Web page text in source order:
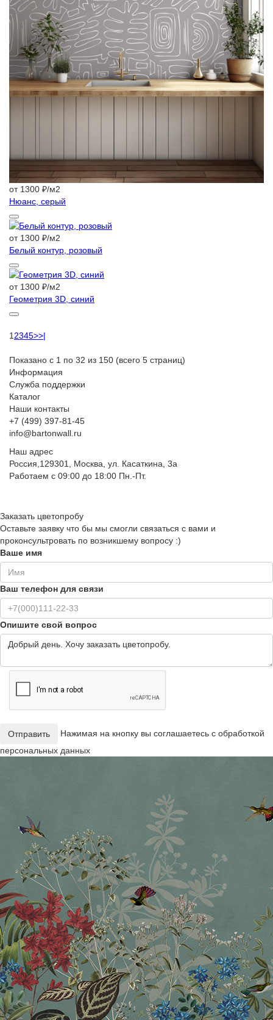
от 1300 ₽/м2
Нюанс, серый
от 1300 ₽/м2
Белый контур, розовый
от 1300 ₽/м2
Геометрия 3D, синий
1 2345>>|
Показано с 1 по 32 из 150 (всего 5 страниц)
Информация
Служба поддержки
Каталог
Наши контакты
+7 (499) 397-81-45
info@bartonwall.ru
Наш адрес
Россия,129301, Москва, ул. Касаткина, 3а
Работаем с 09:00 до 18:00 Пн.-Пт.
Заказать цветопробу
Оставьте заявку что бы мы смогли связаться с вами и
проконсультровать по возникшему вопросу :)
Ваше имя
Ваш телефон для связи
Опишите свой вопрос
Отправить
Нажимая на кнопку вы соглашаетесь с обработкой
персональных данных